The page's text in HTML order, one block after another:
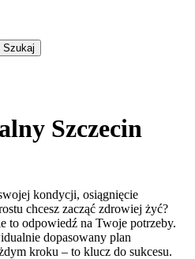
Szczecin
kondycji, osiągnięcie
chcesz zacząć zdrowiej żyć?
to odpowiedź na Twoje potrzeby.
dopasowany plan
kroku – to klucz do sukcesu.